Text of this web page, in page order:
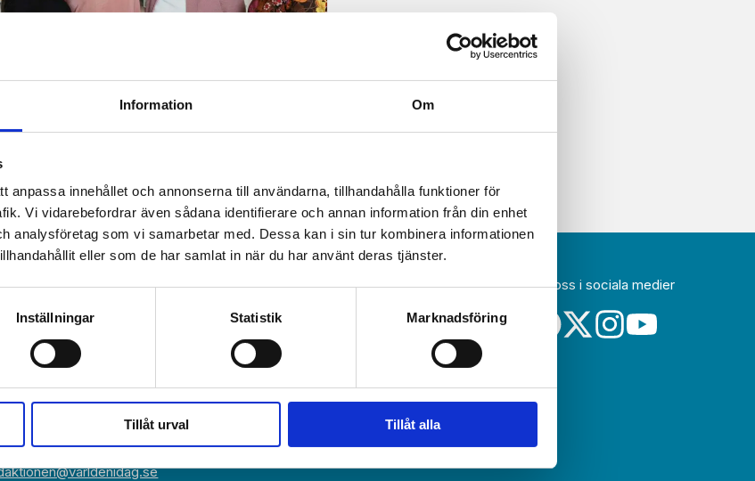
Information Om
anpassa innehållet och annonserna till användarna, tillhandahålla funktioner för
Vi vidarebefordrar även sådana identifierare och annan information från din enhet
analysföretag som vi samarbetar med. Dessa kan i sin tur kombinera informationen
eller som de har samlat in när du har använt deras tjänster.
Inställningar Statistik Marknadsföring
Tillåt urval Tillåt alla
Tusen kvinnor ville peppas
på kristet event
10–12, 14–16)
Om Världen idag
Kundservice
Prenumerera
Annonsera
Följ oss i sociala medier